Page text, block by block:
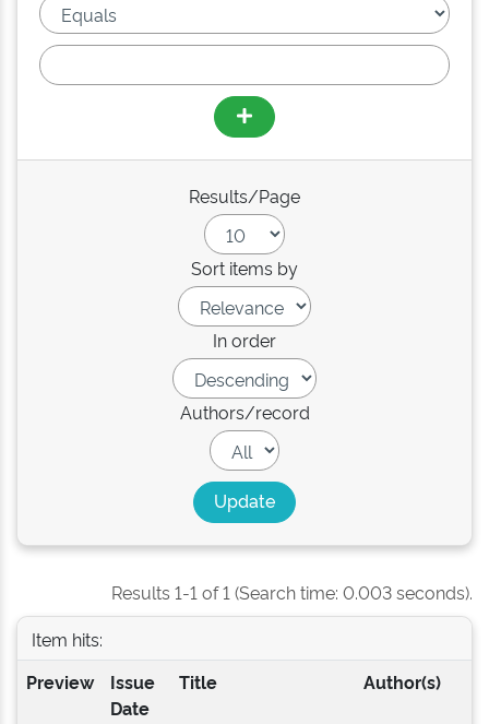
Results/Page
Sort items by
In order
Authors/record
Results 1-1 of 1 (Search time: 0.003 seconds).
Item hits:
Preview
Issue
Date
Title Author(s)